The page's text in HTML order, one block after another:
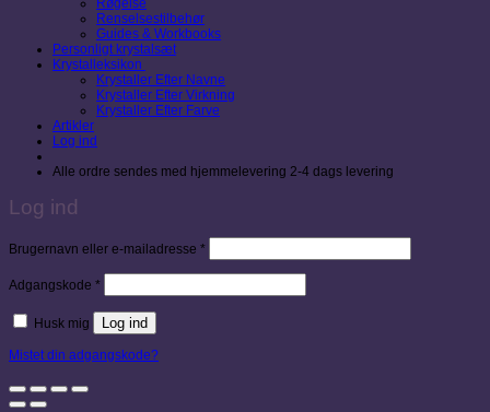
Renselsestilbehør
Guides & Workbooks
Personligt krystalsæt
Krystalleksikon
Krystaller Efter Navne
Krystaller Efter Virkning
Krystaller Efter Farve
Artikler
Log ind
Alle ordre sendes med hjemmelevering 2-4 dags levering
Log ind
Brugernavn eller e-mailadresse *Påkrævet
Adgangskode *Påkrævet
Husk mig Log ind
Mistet din adgangskode?